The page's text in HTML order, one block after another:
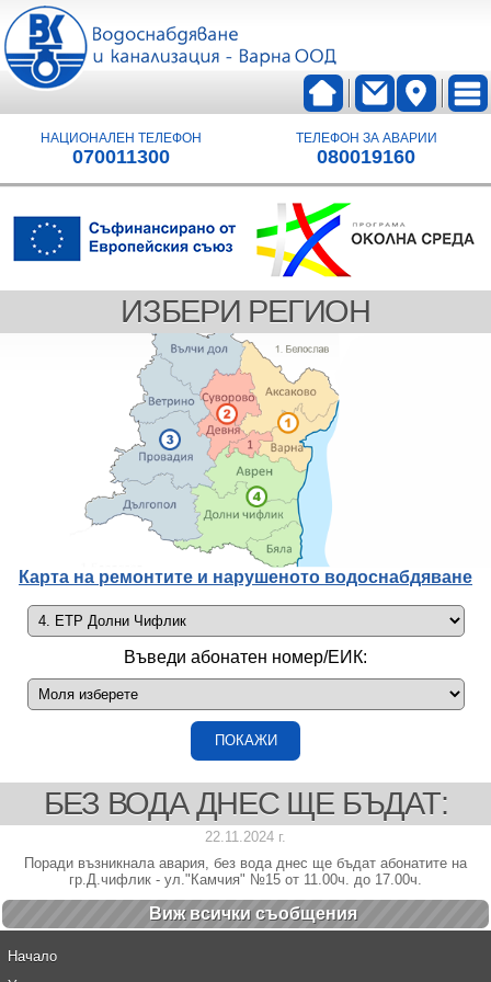
НАЦИОНАЛЕН ТЕЛЕФОН
070011300
ТЕЛЕФОН ЗА АВАРИИ
080019160
ИЗБЕРИ РЕГИОН
Карта на ремонтите и нарушеното водоснабдяване
Въведи абонатен номер/ЕИК:
БЕЗ ВОДА ДНЕС ЩЕ БЪДАТ:
22.11.2024 г.
Поради възникнала авария, без вода днес ще бъдат абонатите на
гр.Д.чифлик - ул."Камчия" №15 от 11.00ч. до 17.00ч.
Виж всички cъобщения
Начало